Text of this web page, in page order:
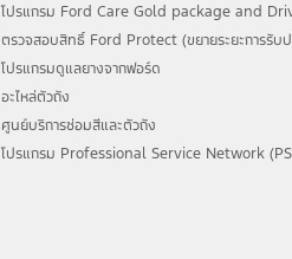
โปรแกรม Ford Care Gold package and
ตรวจสอบสิทธิ์ Ford Protect (ขยายระยะการรับป
โปรแกรมดูแลยางจากฟอร์ด
อะไหล่ตัวถัง
ศูนย์บริการซ่อมสีและตัวถัง
โปรแกรม Professional Service Network